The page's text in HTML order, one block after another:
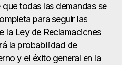
todas las demandas se
para seguir las
la Ley de Reclamaciones
la probabilidad de
y el éxito general en la